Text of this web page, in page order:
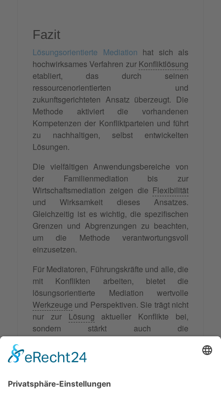
Fazit
Lösungsorientierte Mediation hat sich als
hochwirksames Verfahren zur Konfliktlösung
etabliert, das durch seinen
ressourcenorientierten und
zukunftsgerichteten Ansatz überzeugt. Die
Methode aktiviert die vorhandenen
Kompetenzen der Konfliktparteien und führt
zu nachhaltigen, selbst entwickelten
Lösungen.
Die vielfältigen Anwendungsbereiche von
der Familienmediation bis zur
Wirtschaftsmediation zeigen die Flexibilität
und Wirksamkeit dieses Ansatzes.
Gleichzeitig ist es wichtig, die spezifischen
Grenzen und Abgrenzungen zu beachten,
um die Methode verantwortungsvoll
einzusetzen.
Für Mediatoren, Führungskräfte und alle, die
mit Konflikten arbeiten, bietet die
lösungsorientierte Mediation wertvolle
Werkzeuge und Perspektiven. Sie trägt nicht
nur zur Lösung aktueller Konflikte bei,
sondern stärkt auch die
Konfliktlösungskompetenzen der Beteiligten
für zukünftige Herausforderungen.
wissenschaftliche Fundierung dieser